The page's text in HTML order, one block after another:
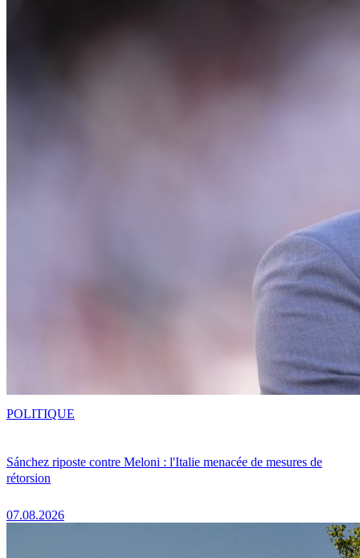
Sánchez riposte contre Meloni : l'Italie menacée de mesures de
rétorsion
07.08.2026
POLITIQUE